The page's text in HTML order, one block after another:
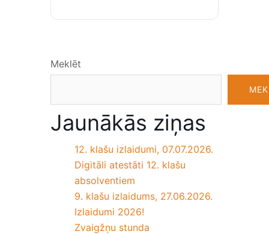
Meklēt
Jaunākās ziņas
12. klašu izlaidumi, 07.07.2026.
Digitāli atestāti 12. klašu
absolventiem
9. klašu izlaidums, 27.06.2026.
Izlaidumi 2026!
Zvaigžņu stunda